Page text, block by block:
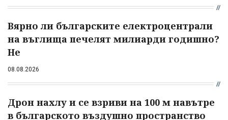
Вярно ли българските електроцентрали
на въглища печелят милиарди годишно?
Не
08.08.2026
Дрон нахлу и се взриви на 100 м навътре
в българското въздушно пространство